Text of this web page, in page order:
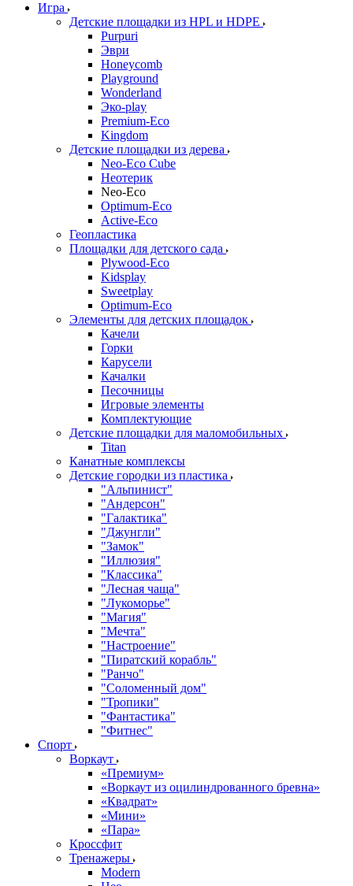
Игра
Детские площадки из HPL и HDPE
Purpuri
Эври
Honeycomb
Playground
Wonderland
Эко-play
Premium-Eco
Kingdom
Детские площадки из дерева
Neo-Eco Cube
Неотерик
Neo-Eco
Оptimum-Еco
Active-Eco
Геопластика
Площадки для детского сада
Plywood-Eco
Kidsplay
Sweetplay
Оptimum-Еco
Элементы для детских площадок
Качели
Горки
Карусели
Качалки
Песочницы
Игровые элементы
Комплектующие
Детские площадки для маломобильных
Titan
Канатные комплексы
Детские городки из пластика
"Альпинист"
"Андерсон"
"Галактика"
"Джунгли"
"Замок"
"Иллюзия"
"Классика"
"Лесная чаща"
"Лукоморье"
"Магия"
"Мечта"
"Настроение"
"Пиратский корабль"
"Ранчо"
"Соломенный дом"
"Тропики"
"Фантастика"
"Фитнес"
Спорт
Воркаут
«Премиум»
«Воркаут из оцилиндрованного бревна»
«Квадрат»
«Мини»
«Пара»
Кроссфит
Тренажеры
Modern